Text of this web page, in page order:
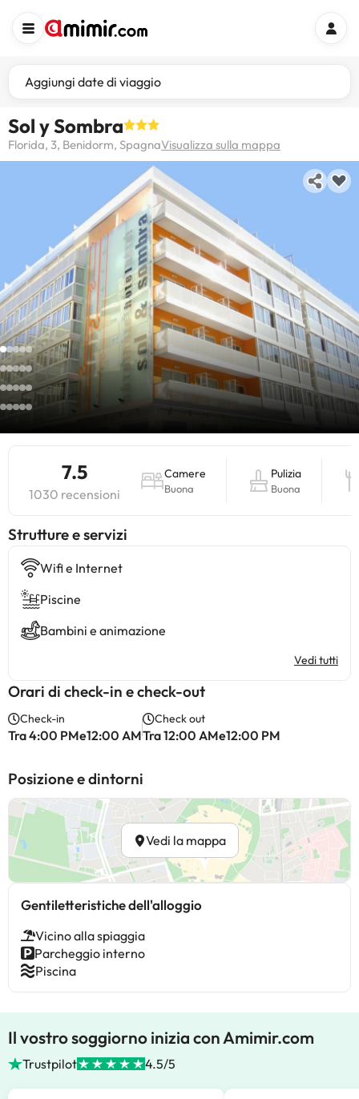
Aggiungi date di viaggio
Sol y Sombra
Florida, 3, Benidorm, SpagnaVisualizza sulla mappa
7.5
1030 recensioni
Camere
Buona
Pulizia
Buona
​Strutture e servizi
Wifi e Internet
Piscine
Bambini e animazione
Vedi tutti
Orari di check-in e check-out
Check-in
Tra 4:00 PMe12:00 AM
Check out
Tra 12:00 AMe12:00 PM
Posizione e dintorni
Vedi la mappa
Gentiletteristiche dell'alloggio
Vicino alla spiaggia
Parcheggio interno
Piscina
Il vostro soggiorno inizia con Amimir.com
Trustpilot 4.5/5